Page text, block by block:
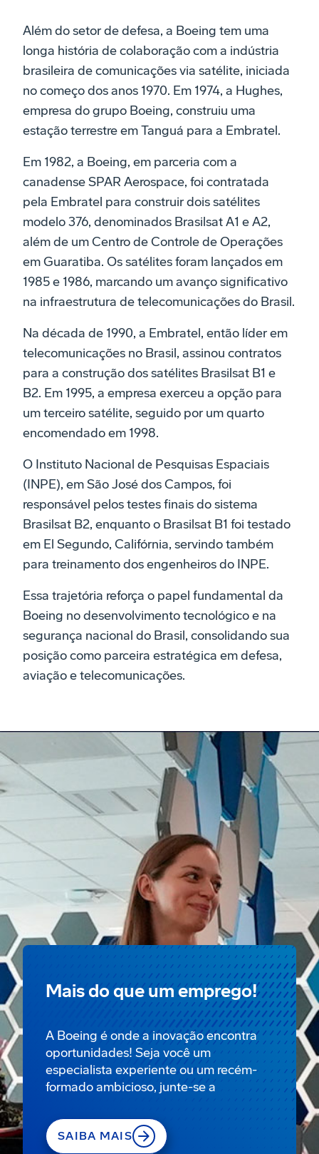
Além do setor de defesa, a Boeing tem uma
longa história de colaboração com a indústria
brasileira de comunicações via satélite, iniciada
no começo dos anos 1970. Em 1974, a Hughes,
empresa do grupo Boeing, construiu uma
estação terrestre em Tanguá para a Embratel.
Em 1982, a Boeing, em parceria com a
canadense SPAR Aerospace, foi contratada
pela Embratel para construir dois satélites
modelo 376, denominados Brasilsat A1 e A2,
além de um Centro de Controle de Operações
em Guaratiba. Os satélites foram lançados em
1985 e 1986, marcando um avanço significativo
na infraestrutura de telecomunicações do Brasil.
Na década de 1990, a Embratel, então líder em
telecomunicações no Brasil, assinou contratos
para a construção dos satélites Brasilsat B1 e
B2. Em 1995, a empresa exerceu a opção para
um terceiro satélite, seguido por um quarto
encomendado em 1998.
O Instituto Nacional de Pesquisas Espaciais
(INPE), em São José dos Campos, foi
responsável pelos testes finais do sistema
Brasilsat B2, enquanto o Brasilsat B1 foi testado
em El Segundo, Califórnia, servindo também
para treinamento dos engenheiros do INPE.
Essa trajetória reforça o papel fundamental da
Boeing no desenvolvimento tecnológico e na
segurança nacional do Brasil, consolidando sua
posição como parceira estratégica em defesa,
aviação e telecomunicações.
Mais do que um emprego!
A Boeing é onde a inovação encontra
oportunidades! Seja você um
especialista experiente ou um recém-
formado ambicioso, junte-se a
SAIBA MAIS